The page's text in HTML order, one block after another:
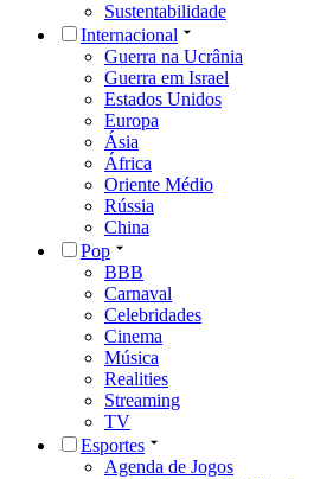
Sustentabilidade
Internacional
Guerra na Ucrânia
Guerra em Israel
Estados Unidos
Europa
Ásia
África
Oriente Médio
Rússia
China
Pop
BBB
Carnaval
Celebridades
Cinema
Música
Realities
Streaming
TV
Esportes
Agenda de Jogos